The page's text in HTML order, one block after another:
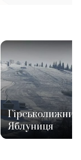
Яблуниця